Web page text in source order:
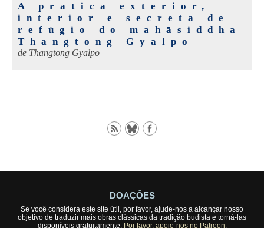
A pratica exterior,
interior e secreta de
refúgio do mahāsiddha
Thangtong Gyalpo
de Thangtong Gyalpo
DOAÇÕES
Se você considera este site útil, por favor, ajude-nos a alcançar nosso
objetivo de traduzir mais obras clássicas da tradição budista e torná-las
disponíveis gratuitamente. Por favor, apoie-nos no Patreon.